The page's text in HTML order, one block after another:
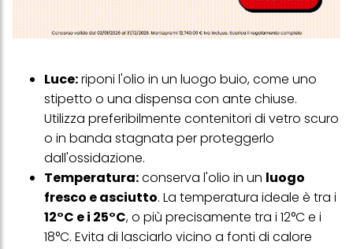
Luce:riponi l'olio in un luogo buio, come uno
stipetto o una dispensa con ante chiuse.
Utilizza preferibilmente contenitori di vetro scuro
o in banda stagnata per proteggerlo
dall'ossidazione.
Temperatura:conserva l'olio in un luogo
fresco e asciutto. La temperatura ideale è tra i
12°C e i 25°C, o più precisamente tra i 12°C e i
18°C. Evita di lasciarlo vicino a fonti di calore